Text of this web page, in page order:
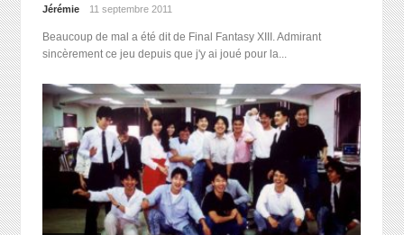
Jérémie 11 septembre 2011
Beaucoup de mal a été dit de Final Fantasy XIII. Admirant
sincèrement ce jeu depuis que j'y ai joué pour la...